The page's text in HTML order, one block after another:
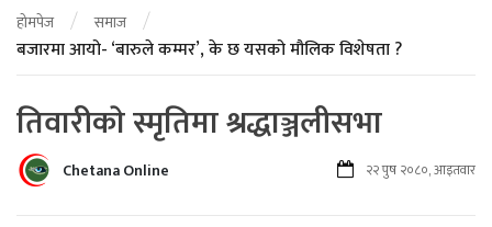
होमपेज / समाज /
बजारमा आयो- ‘बारुले कम्मर’, के छ यसको मौलिक विशेषता ?
तिवारीकाे स्मृतिमा श्रद्धाञ्जलीसभा
Chetana Online २२ पुष २०८०, आइतवार